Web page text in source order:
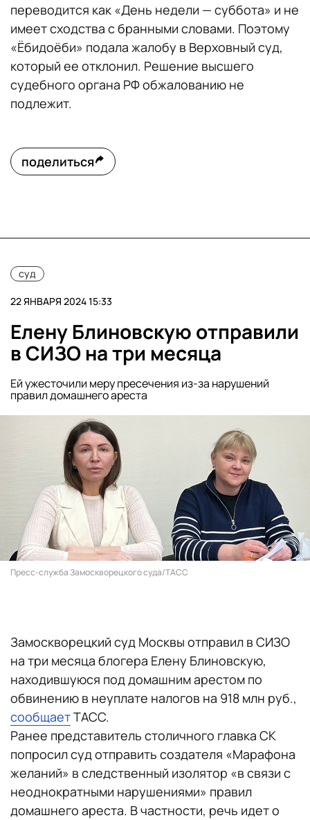
переводится как «День недели — суббота» и не
имеет сходства с бранными словами. Поэтому
«Ёбидоёби» подала жалобу в Верховный суд,
который ее отклонил. Решение высшего
судебного органа РФ обжалованию не
подлежит.
поделиться
суд
22 ЯНВАРЯ 2024 15:33
Елену Блиновскую отправили
в СИЗО на три месяца
Ей ужесточили меру пресечения из-за нарушений
правил домашнего ареста
Пресс-служба Замоскворецкого суда/ТАСС
Замоскворецкий суд Москвы отправил в СИЗО
на три месяца блогера Елену Блиновскую,
находившуюся под домашним арестом по
обвинению в неуплате налогов на 918 млн руб.,
сообщаетТАСС.
Ранее представитель столичного главка СК
попросил суд отправить создателя «‎Марафона
желаний» в следственный изолятор «в связи с
неоднократными нарушениями» правил
домашнего ареста. В частности, речь идет о